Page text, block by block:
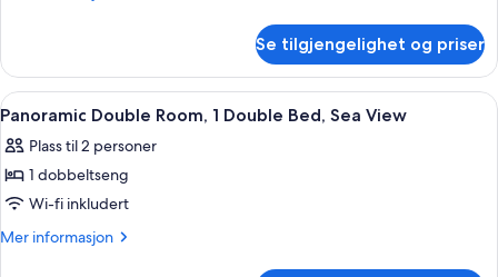
Double
Room
Se tilgjengelighet og priser
Åpne
alle
bildene
av
Panoramic
Double
Lydisolert, wi-fi (inkludert) og
3
Panoramic Double Room, 1 Double Bed, Sea View
Plass til 2 personer
1 dobbeltseng
Wi-fi inkludert
Mer informasjon
Mer